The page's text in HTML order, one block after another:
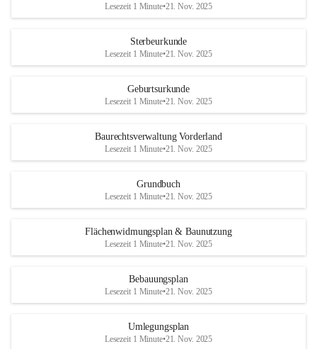
Lesezeit 1 Minute•21. Nov. 2025
Sterbeurkunde
Lesezeit 1 Minute•21. Nov. 2025
Geburtsurkunde
Lesezeit 1 Minute•21. Nov. 2025
Baurechtsverwaltung Vorderland
Lesezeit 1 Minute•21. Nov. 2025
Grundbuch
Lesezeit 1 Minute•21. Nov. 2025
Flächenwidmungsplan & Baunutzung
Lesezeit 1 Minute•21. Nov. 2025
Bebauungsplan
Lesezeit 1 Minute•21. Nov. 2025
Umlegungsplan
Lesezeit 1 Minute•21. Nov. 2025